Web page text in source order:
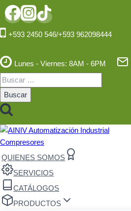
Saltar
contenido
+593 2450 546/+593 962098444
Lunes - Viernes: 8AM - 6PM
Buscar:
QUIENES SOMOS
SERVICIOS
CATÁLOGOS
PRODUCTOS